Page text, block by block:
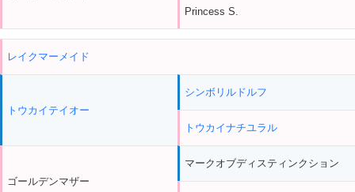
Princess S.
レイクマーメイド
トウカイテイオー
ゴールデンマザー
シンボリルドルフ
トウカイナチユラル
マークオブディスティンクション